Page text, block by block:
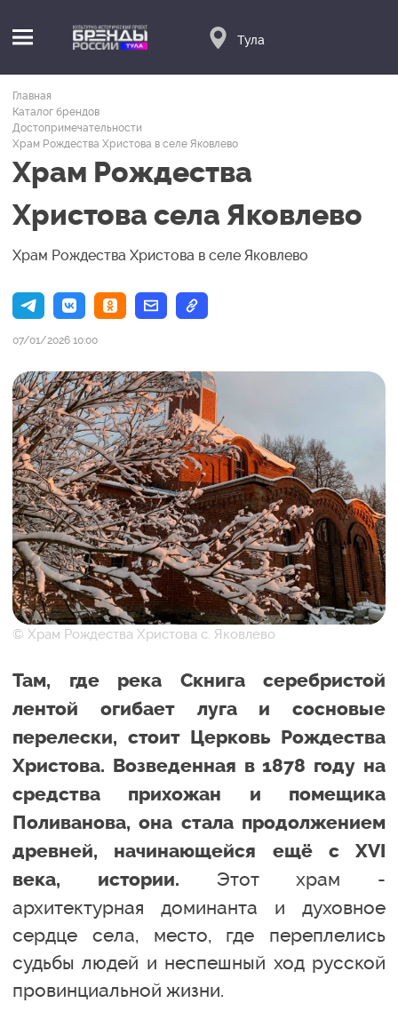
Тула
Главная
Каталог брендов
Достопримечательности
Храм Рождества Христова в селе Яковлево
Храм Рождества
Христова села Яковлево
Храм Рождества Христова в селе Яковлево
07/01/2026 10:00
© Храм Рождества Христова с. Яковлево
Там, где река Скнига серебристой
лентой огибает луга и сосновые
перелески, стоит Церковь Рождества
Христова. Возведенная в 1878 году на
средства прихожан и помещика
Поливанова, она стала продолжением
древней, начинающейся ещё с XVI
века, истории. Этот храм -
архитектурная доминанта и духовное
сердце села, место, где переплелись
судьбы людей и неспешный ход русской
провинциальной жизни.